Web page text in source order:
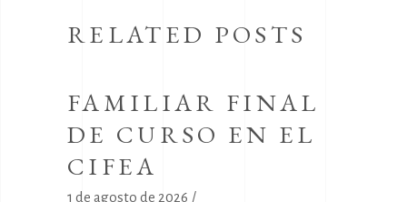
RELATED POSTS
FAMILIAR FINAL
DE CURSO EN EL
CIFEA
1 de agosto de 2026